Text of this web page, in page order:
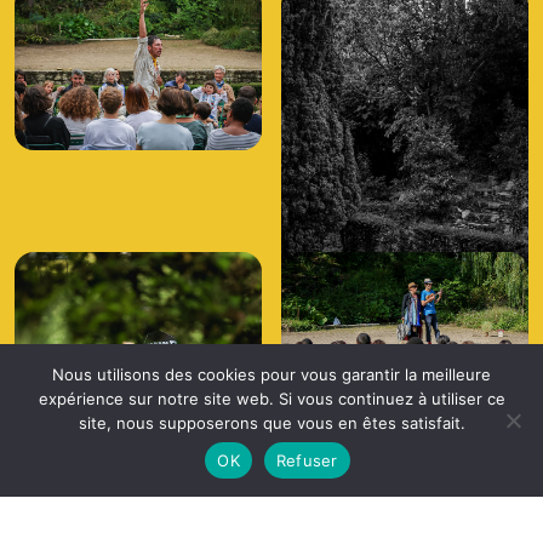
ACCÈS
21°
SON
Nous utilisons des cookies pour vous garantir la meilleure
expérience sur notre site web. Si vous continuez à utiliser ce
site, nous supposerons que vous en êtes satisfait.
OK
Refuser